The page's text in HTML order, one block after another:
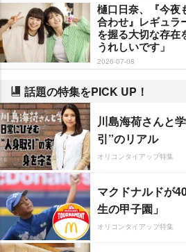
樋口日奈、『今夜
合わせ』レギュラ
を握る大切な存在
うれしいです」
2026-07-08
話題の特集をPICK UP！
川島海荷さんと
引”のリアル
オリコンタイアップ特集
マクドナルドが
生の甲子園」
オリコンタイアップ特集